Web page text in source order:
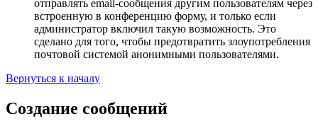
отправлять email-сообщения другим пользователям через
встроенную в конференцию форму, и только если
администратор включил такую возможность. Это
сделано для того, чтобы предотвратить злоупотребления
почтовой системой анонимными пользователями.
Вернуться к началу
Создание сообщений